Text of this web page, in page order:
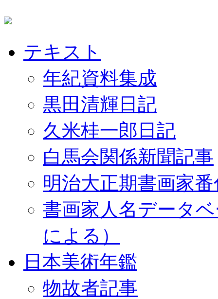
テキスト
年紀資料集成
黒田清輝日記
久米桂一郎日記
白馬会関係新聞記事
明治大正期書画家
書画家人名データ
による）
日本美術年鑑
物故者記事